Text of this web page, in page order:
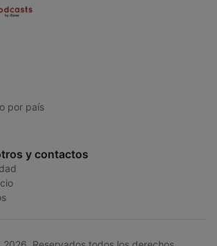
por país
y contactos